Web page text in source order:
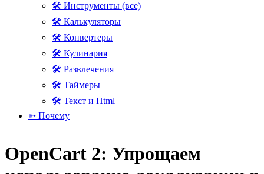
🛠 Инструменты (все)
🛠 Калькуляторы
🛠 Конвертеры
🛠 Кулинария
🛠 Развлечения
🛠 Таймеры
🛠 Текст и Html
➳ Почему
OpenCart 2: Упрощаем